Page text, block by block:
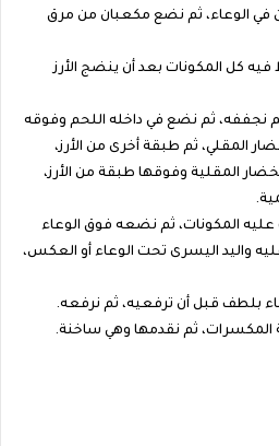
الوعاء، ثم نضع مكعبان من مرق
كل المكونات بعد أن ينضج الأرز
نجففه، ثم نضع في داخله اللحم وفوقه
المقلي، ثم طبقة أخرى من الأرز،
المقلية وفوقها طبقة من الأرز،
المكونات، ثم نضعه فوق الوعاء
واليد اليسرى تحت الوعاء أو العكس،
بلطف قبل أن ترفعيه، ثم نرفعه.
المكسرات، ثم نقدمها وهي ساخنة.